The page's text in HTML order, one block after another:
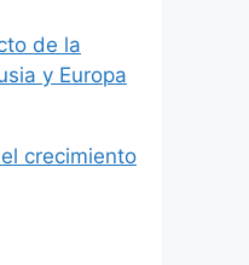
de la
y Europa
crecimiento